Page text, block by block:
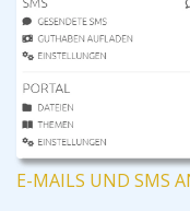
E-MAILS UND SMS